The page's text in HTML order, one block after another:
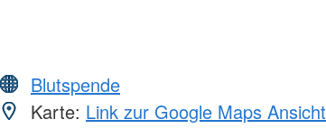
Blutspende
Karte: Link zur Google Maps Ansicht